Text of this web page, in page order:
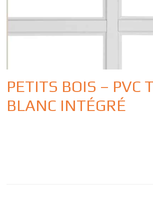
PETITS BOIS – PVC
BLANC INTÉGRÉ